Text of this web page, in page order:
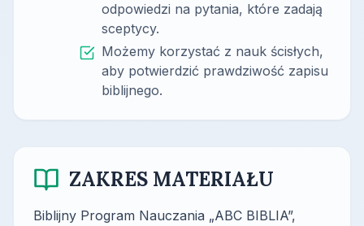
odpowiedzi na pytania, które zadają
sceptycy.
Możemy korzystać z nauk ścisłych,
aby potwierdzić prawdziwość zapisu
biblijnego.
ZAKRES MATERIAŁU
Biblijny Program Nauczania „ABC BIBLIA”,